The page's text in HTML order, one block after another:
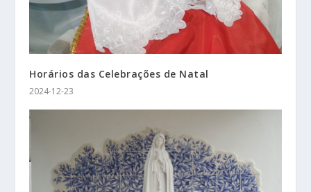
Horários das Celebrações de Natal
2024-12-23